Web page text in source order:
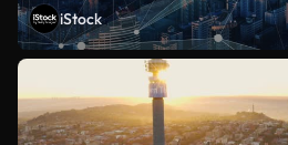
iStock